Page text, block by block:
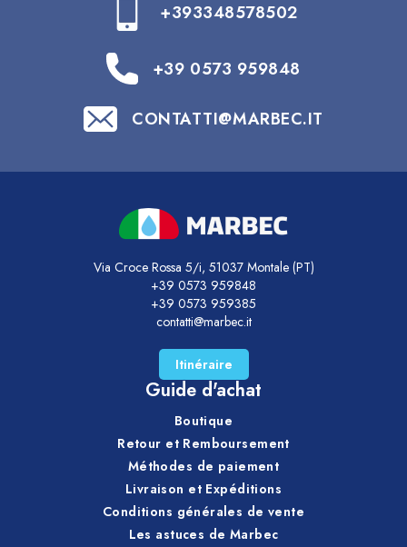
+393348578502
+39 0573 959848
CONTATTI@MARBEC.IT
Via Croce Rossa 5/i, 51037 Montale (PT)
+39 0573 959848
+39 0573 959385
contatti@marbec.it
Itinéraire
Guide d'achat
Boutique
Retour et Remboursement
Méthodes de paiement
Livraison et Expéditions
Conditions générales de vente
Les astuces de Marbec